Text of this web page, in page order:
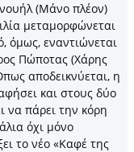
(Μάνο πλέον)
μεταμορφώνεται
όμως, εναντιώνεται
Πώποτας (Χάρης
αποδεικνύεται, η
και στους δύο
να πάρει την κόρη
όχι μόνο
το νέο «Καφέ της